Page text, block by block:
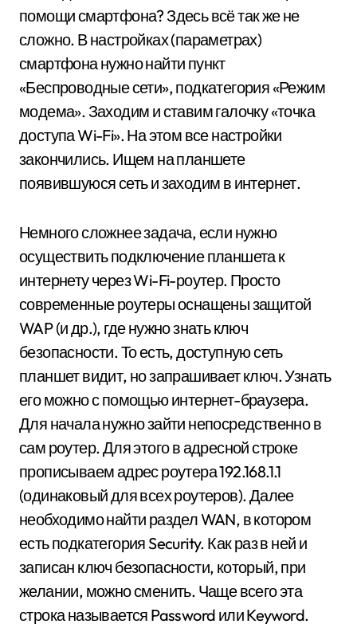
помощи смартфона? Здесь всё так же не
сложно. В настройках (параметрах)
смартфона нужно найти пункт
«Беспроводные сети», подкатегория «Режим
модема». Заходим и ставим галочку «точка
доступа Wi-Fi». На этом все настройки
закончились. Ищем на планшете
появившуюся сеть и заходим в интернет.
Немного сложнее задача, если нужно
осуществить подключение планшета к
интернету через Wi-Fi-роутер. Просто
современные роутеры оснащены защитой
WAP (и др.), где нужно знать ключ
безопасности. То есть, доступную сеть
планшет видит, но запрашивает ключ. Узнать
его можно с помощью интернет-браузера.
Для начала нужно зайти непосредственно в
сам роутер. Для этого в адресной строке
прописываем адрес роутера 192.168.1.1
(одинаковый для всех роутеров). Далее
необходимо найти раздел WAN, в котором
есть подкатегория Security. Как раз в ней и
записан ключ безопасности, который, при
желании, можно сменить. Чаще всего эта
строка называется Password или Keyword.